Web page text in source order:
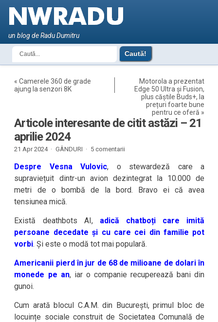
un blog de Radu Dumitru
«Camerele 360 de grade
ajung la senzori 8K
Motorola a prezentat
Edge 50 Ultra și Fusion,
plus căștile Buds+, la
prețuri foarte bune
pentru ce oferă »
Articole interesante de citit astăzi – 21
aprilie 2024
21 Apr 2024 · GÂNDURI · 5 comentarii
Despre Vesna Vulovic, o stewardeză care a
supraviețuit dintr-un avion dezintegrat la 10.000 de
metri de o bombă de la bord. Bravo ei că avea
tensiunea mică.
Există deathbots AI, adică chatboți care imită
persoane decedate și cu care cei din familie pot
vorbi. Și este o modă tot mai populară.
Americanii pierd în jur de 68 de milioane de dolari în
monede pe an, iar o companie recuperează bani din
gunoi.
Cum arată blocul C.A.M. din București, primul bloc de
locuințe sociale construit de Societatea Comunală de